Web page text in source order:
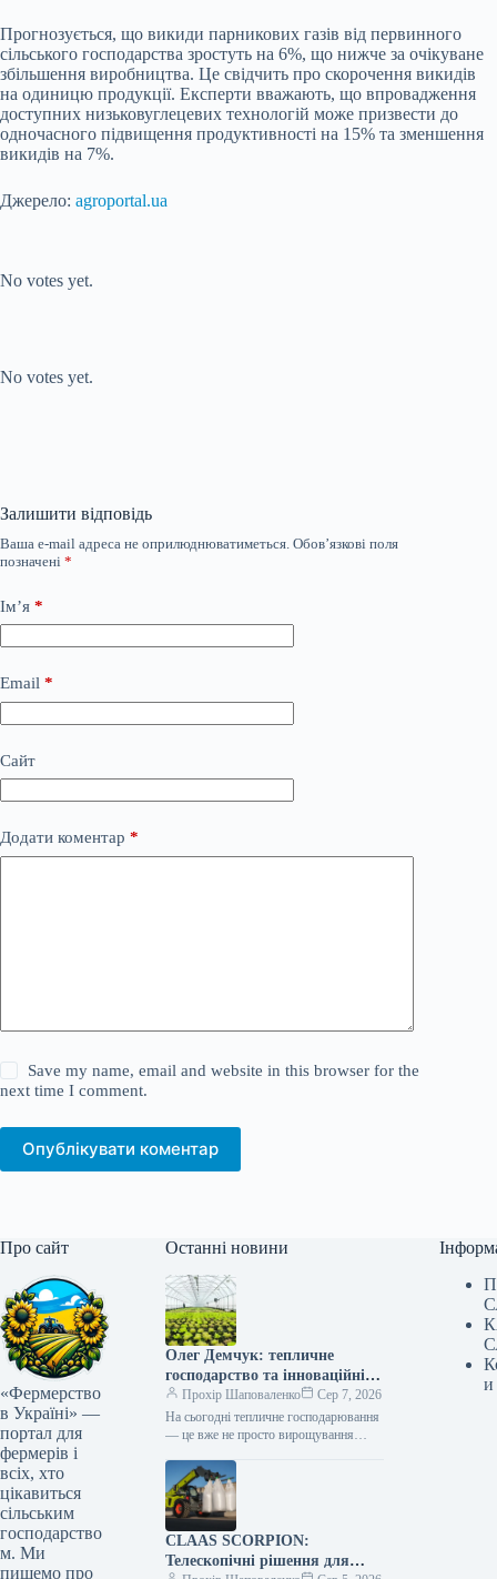
Прогнозується, що викиди парникових газів від первинного
сільського господарства зростуть на 6%, що нижче за очікуване
збільшення виробництва. Це свідчить про скорочення викидів
на одиницю продукції. Експерти вважають, що впровадження
доступних низьковуглецевих технологій може призвести до
одночасного підвищення продуктивності на 15% та зменшення
викидів на 7%.
Джерело: agroportal.ua
No votes yet.
No votes yet.
Залишити відповідь
Ваша e-mail адреса не оприлюднюватиметься. Обов’язкові поля
позначені *
Ім’я *
Email *
Сайт
Додати коментар *
Save my name, email and website in this browser for the
next time I comment.
Опублікувати коментар
Про сайт
«Фермерство
в Україні» —
портал для
фермерів і
всіх, хто
цікавиться
сільським
господарство
м. Ми
пишемо про
Останні новини
Олег Демчук: тепличне
господарство та інноваційні
центри в Україні
Прохір Шаповаленко
Сер 7, 2026
На сьогодні тепличне господарювання
— це вже не просто вирощування
технологій та цифрових інструментів,
що…
CLAAS SCORPION:
Телескопічні рішення для
и